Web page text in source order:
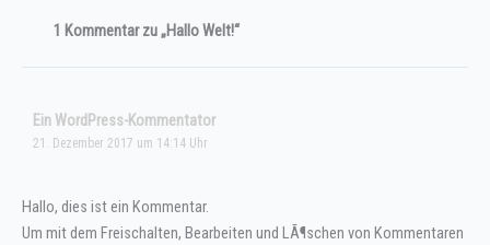
1 Kommentar zu „Hallo Welt!“
Ein WordPress-Kommentator
21. Dezember 2017 um 14:14 Uhr
Hallo, dies ist ein Kommentar.
Um mit dem Freischalten, Bearbeiten und LÃ¶schen von Kommentaren